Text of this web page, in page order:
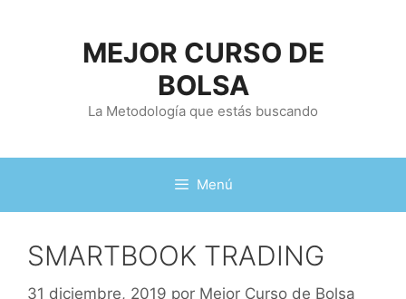
MEJOR CURSO DE
BOLSA
La Metodología que estás buscando
Menú
SMARTBOOK TRADING
31 diciembre, 2019 por Mejor Curso de Bolsa